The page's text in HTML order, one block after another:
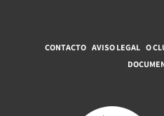
CONTACTO AVISO LEGAL O